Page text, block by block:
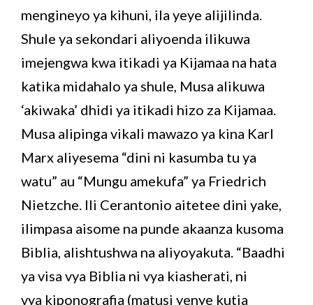
mengineyo ya kihuni, ila yeye alijilinda.
Shule ya sekondari aliyoenda ilikuwa
imejengwa kwa itikadi ya Kijamaa na hata
katika midahalo ya shule, Musa alikuwa
‘akiwaka’ dhidi ya itikadi hizo za Kijamaa.
Musa alipinga vikali mawazo ya kina Karl
Marx aliyesema “dini ni kasumba tu ya
watu” au “Mungu amekufa” ya Friedrich
Nietzche. Ili Cerantonio aitetee dini yake,
ilimpasa aisome na punde akaanza kusoma
Biblia, alishtushwa na aliyoyakuta. “Baadhi
ya visa vya Biblia ni vya kiasherati, ni
vya kiponografia (matusi yenye kutia